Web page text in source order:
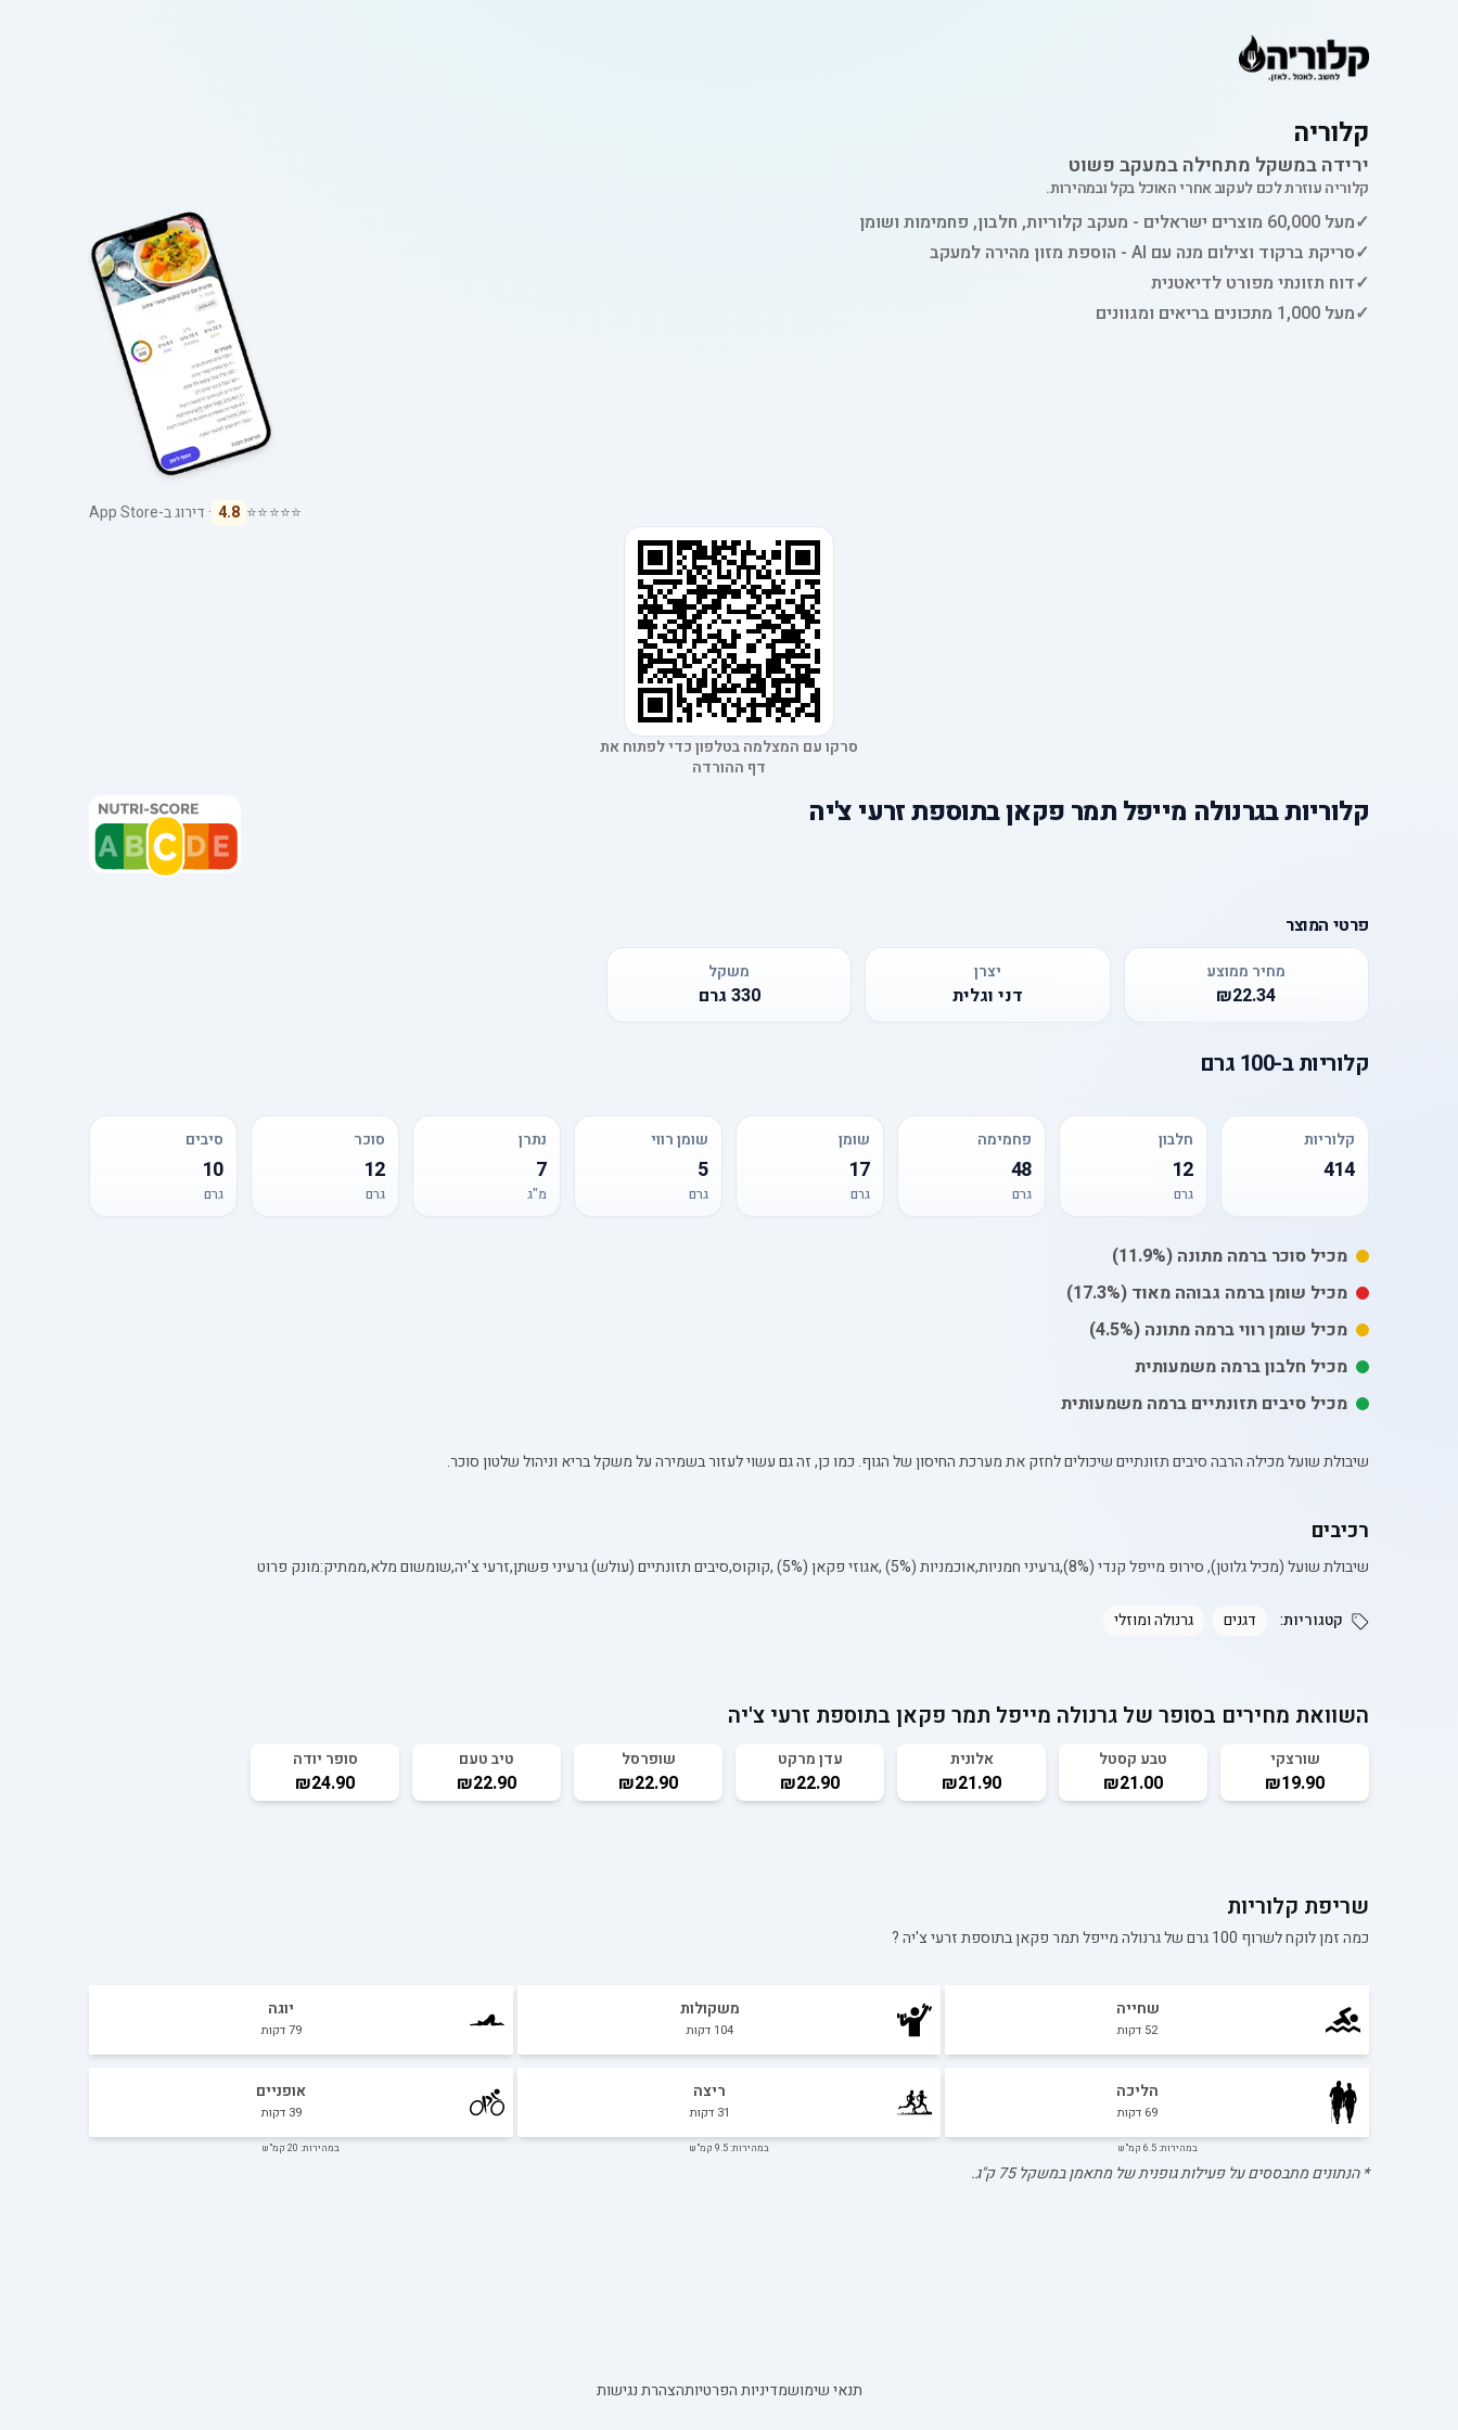
קלוריה
ירידה במשקל מתחילה במעקב פשוט
קלוריה עוזרת לכם לעקוב אחרי האוכל בקל ובמהירות.
✓מעל 60,000 מוצרים ישראלים - מעקב קלוריות, חלבון, פחמימות ושומן
✓סריקת ברקוד וצילום מנה עם AI - הוספת מזון מהירה למעקב
✓דוח תזונתי מפורט לדיאטנית
✓מעל 1,000 מתכונים בריאים ומגוונים
⭐⭐⭐⭐⭐
4.8 · דירוג ב-App Store
סרקו עם המצלמה בטלפון כדי לפתוח את
דף ההורדה
קלוריותבגרנולה מייפל תמר פקאן בתוספת זרעי צ'יה
פרטי המוצר
מחיר ממוצע
₪22.34
יצרן
דני וגלית
משקל
330 גרם
קלוריותב-100 גרם
קלוריות
414
חלבון
12
גרם
פחמימה
48
גרם
שומן
17
גרם
שומן רווי
5
גרם
נתרן
7
מ"ג
סוכר
12
גרם
סיבים
10
גרם
מכיל סוכר ברמה מתונה (11.9%)
מכיל שומןברמה גבוהה מאוד (17.3%)
מכיל שומן רוויברמה מתונה (4.5%)
מכיל חלבון ברמה משמעותית
מכיל סיבים תזונתיים ברמה משמעותית
שיבולת שועל מכילה הרבה סיבים תזונתיים שיכולים לחזק את מערכת החיסון של הגוף. כמו כן, זה גם עשוי לעזור בשמירה על משקל בריא וניהול שלטון סוכר.
רכיבים
שיבולת שועל (מכיל גלוטן), סירופ מייפל קנדי (8%),גרעיני חמניות,אוכמניות (5%) ,אגוזי פקאן (5%) ,קוקוס,סיבים תזונתיים (עולש) גרעיני פשתן,זרעי צ'יה,שומשום מלא,ממתיק:מונק פרוט
קטגוריות: דגנים גרנולה ומוזלי
השוואת מחירים בסופר של גרנולה מייפל תמר פקאן בתוספת זרעי צ'יה
שורצקי
₪19.90
טבע קסטל
₪21.00
אלונית
₪21.90
עדן מרקט
₪22.90
שופרסל
₪22.90
טיב טעם
₪22.90
סופר יודה
₪24.90
שריפת קלוריות
כמה זמן לוקח לשרוף 100 גרם של גרנולה מייפל תמר פקאן בתוספת זרעי צ'יה?
שחייה
52 דקות
משקולות
104 דקות
יוגה
79דקות
הליכה
69 דקות
במהירות: 6.5 קמ"ש
ריצה
31 דקות
במהירות: 9.5 קמ"ש
אופניים
39 דקות
במהירות: 20 קמ"ש
* הנתונים מתבססים על פעילות גופנית של מתאמן במשקל75ק"ג.
תנאי שימושמדיניות הפרטיותהצהרת נגישות